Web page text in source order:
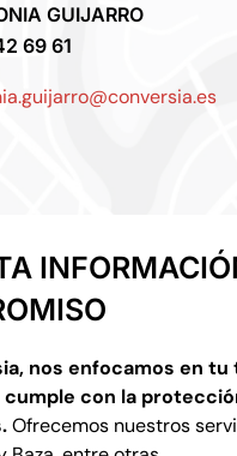
GUIJARRO
69 61
nos enfocamos en
con la
Ofrecemos nuestros